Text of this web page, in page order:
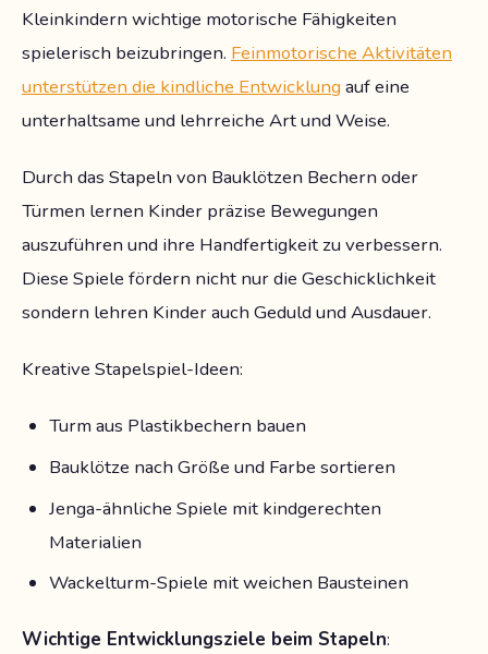
Kleinkindern wichtige motorische Fähigkeiten
spielerisch beizubringen. Feinmotorische Aktivitäten
unterstützen die kindliche Entwicklung auf eine
unterhaltsame und lehrreiche Art und Weise.
Durch das Stapeln von Bauklötzen Bechern oder
Türmen lernen Kinder präzise Bewegungen
auszuführen und ihre Handfertigkeit zu verbessern.
Diese Spiele fördern nicht nur die Geschicklichkeit
sondern lehren Kinder auch Geduld und Ausdauer.
Kreative Stapelspiel-Ideen:
Turm aus Plastikbechern bauen
Bauklötze nach Größe und Farbe sortieren
Jenga-ähnliche Spiele mit kindgerechten
Materialien
Wackelturm-Spiele mit weichen Bausteinen
Wichtige Entwicklungsziele beim Stapeln: